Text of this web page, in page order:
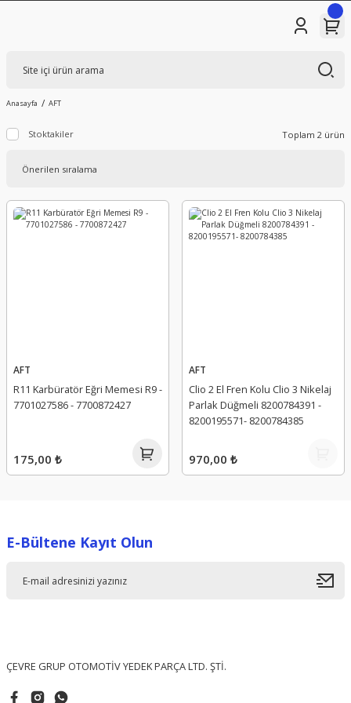
Anasayfa AFT
Stoktakiler Toplam 2 ürün
AFT
R11 Karbüratör Eğri Memesi R9 -
7701027586 - 7700872427
175,00 ₺
AFT
Clio 2 El Fren Kolu Clio 3 Nikelaj
Parlak Düğmeli 8200784391 -
8200195571- 8200784385
970,00 ₺
E-Bültene Kayıt Olun
ÇEVRE GRUP OTOMOTİV YEDEK PARÇA LTD. ŞTİ.